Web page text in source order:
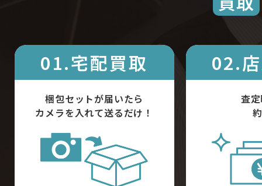
01.宅配買取
梱包セットが届いたら
カメラを入れて送るだけ！
02.
査